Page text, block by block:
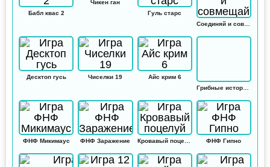
Бабл квас 2
Чикен ган
Гуль старс
Соединяй и совмещай
Десктоп гусь Чиселки 19
Айс крим 6
Грибные истории: Кликер
ФНФ Микимаус ФНФ Заражение Кровавый поцелуй ФНФ Гипно